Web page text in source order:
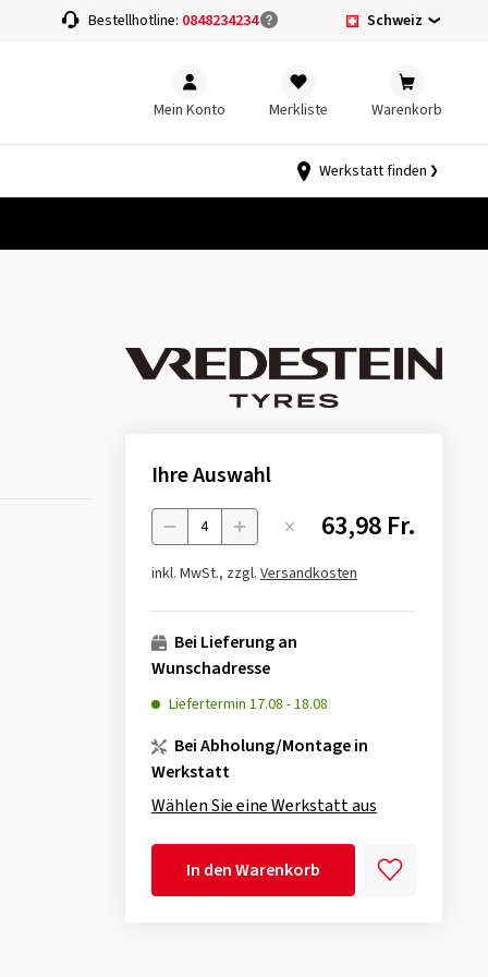
Bestellhotline: 0848234234 Schweiz
Mein Konto Merkliste Warenkorb
Werkstatt finden
Ihre Auswahl
Menge 63,98 Fr.
inkl. MwSt., zzgl. Versandkosten
Bei Lieferung an
Wunschadresse
Liefertermin 17.08 -18.08
Bei Abholung/Montage in
Werkstatt
Wählen Sie eine Werkstatt aus
In den Warenkorb